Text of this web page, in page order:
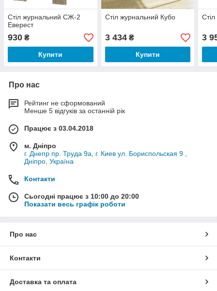
Стіл журнальний СЖ-2
Еверест
930 ₴
Купити
Стіл журнальний Кубо
3 434₴
Купити
3
Про нас
Рейтинг не сформований
Менше 5 відгуків за останній рік
Працює з 03.04.2018
м. Дніпро
г. Днепр пр. Труда 9а, г. Киев ул. Бориспольская 9 ,
Дніпро, Україна
Контакти
Сьогодні працює з 10:00 до 20:00
Показати весь графік роботи
Про нас
Контакти
Доставка та оплата